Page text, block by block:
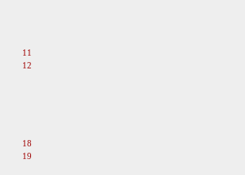
11
12
18
19